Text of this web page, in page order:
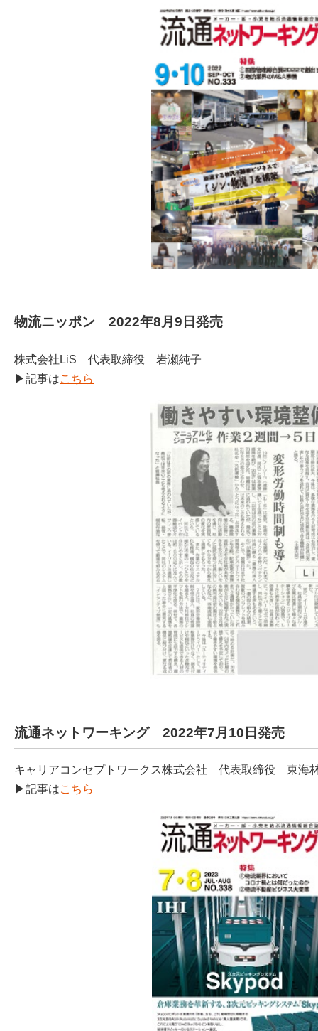
物流ニッポン 2022年8月9日発売
株式会社LiS 代表取締役 岩瀬純子
▶記事はこちら
流通ネットワーキング 2022年7月10日発売
キャリアコンセプトワークス株式会社 代表取締役 東海
▶記事はこちら